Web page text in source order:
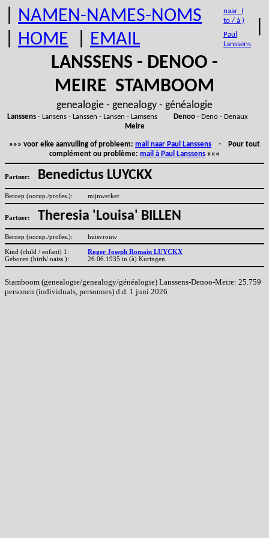
NAMEN-NAMES-NOMS
HOME EMAIL
naar (
to / à )
Paul
Lanssens
LANSSENS - DENOO -
MEIRE STAMBOOM
genealogie - genealogy - généalogie
Lanssens- Lansens - Lanssen - Lansen - Lamsens Denoo- Deno - Denaux
Meire
»»» voor elke aanvulling of probleem: mail naar Paul Lanssens - Pour tout
complément ou problème: mail à Paul Lanssens «««
Partner: Benedictus LUYCKX
Beroep (occup./profes.): mijnwerker
Partner: Theresia 'Louisa' BILLEN
Beroep (occup./profes.): huisvrouw
Kind (child / enfant) 1:
Roger Joseph Romain LUYCKX
Geboren (birth/ naiss.):
26.06.1935 in (à) Kuringen
Stamboom (genealogie/genealogy/généalogie) Lanssens-Denoo-Meire: 25.759
personen (individuals, personnes) d.d. 1 juni 2026